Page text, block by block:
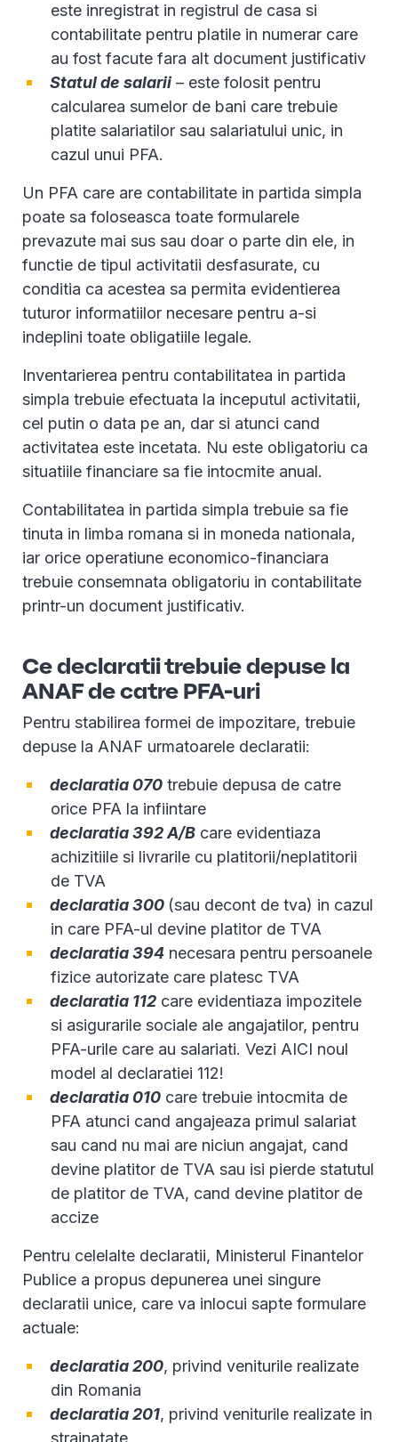
este inregistrat in registrul de casa si
contabilitate pentru platile in numerar care
au fost facute fara alt document justificativ
Statul de salarii – este folosit pentru
calcularea sumelor de bani care trebuie
platite salariatilor sau salariatului unic, in
cazul unui PFA.
Un PFA care are contabilitate in partida simpla
poate sa foloseasca toate formularele
prevazute mai sus sau doar o parte din ele, in
functie de tipul activitatii desfasurate, cu
conditia ca acestea sa permita evidentierea
tuturor informatiilor necesare pentru a-si
indeplini toate obligatiile legale.
Inventarierea pentru contabilitatea in partida
simpla trebuie efectuata la inceputul activitatii,
cel putin o data pe an, dar si atunci cand
activitatea este incetata. Nu este obligatoriu ca
situatiile financiare sa fie intocmite anual.
Contabilitatea in partida simpla trebuie sa fie
tinuta in limba romana si in moneda nationala,
iar orice operatiune economico-financiara
trebuie consemnata obligatoriu in contabilitate
printr-un document justificativ.
Ce declaratii trebuie depuse la
ANAF de catre PFA-uri
Pentru stabilirea formei de impozitare, trebuie
depuse la ANAF urmatoarele declaratii:
declaratia 070 trebuie depusa de catre
orice PFA la infiintare
declaratia 392 A/B care evidentiaza
achizitiile si livrarile cu platitorii/neplatitorii
de TVA
declaratia 300 (sau decont de tva) in cazul
in care PFA-ul devine platitor de TVA
declaratia 394 necesara pentru persoanele
fizice autorizate care platesc TVA
declaratia 112 care evidentiaza impozitele
si asigurarile sociale ale angajatilor, pentru
PFA-urile care au salariati. Vezi AICI noul
model al declaratiei 112!
declaratia 010 care trebuie intocmita de
PFA atunci cand angajeaza primul salariat
sau cand nu mai are niciun angajat, cand
devine platitor de TVA sau isi pierde statutul
de platitor de TVA, cand devine platitor de
accize
Pentru celelalte declaratii, Ministerul Finantelor
Publice a propus depunerea unei singure
declaratii unice, care va inlocui sapte formulare
actuale:
declaratia 200, privind veniturile realizate
din Romania
declaratia 201, privind veniturile realizate in
strainatate